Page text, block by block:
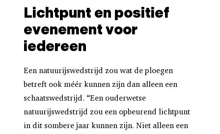
Lichtpunt en positief
evenement voor
iedereen
Een natuurijswedstrijd zou wat de ploegen
betreft ook méér kunnen zijn dan alleen een
schaatswedstrijd. “Een ouderwetse
natuurijswedstrijd zou een opbeurend lichtpunt
in dit sombere jaar kunnen zijn. Niet alleen een